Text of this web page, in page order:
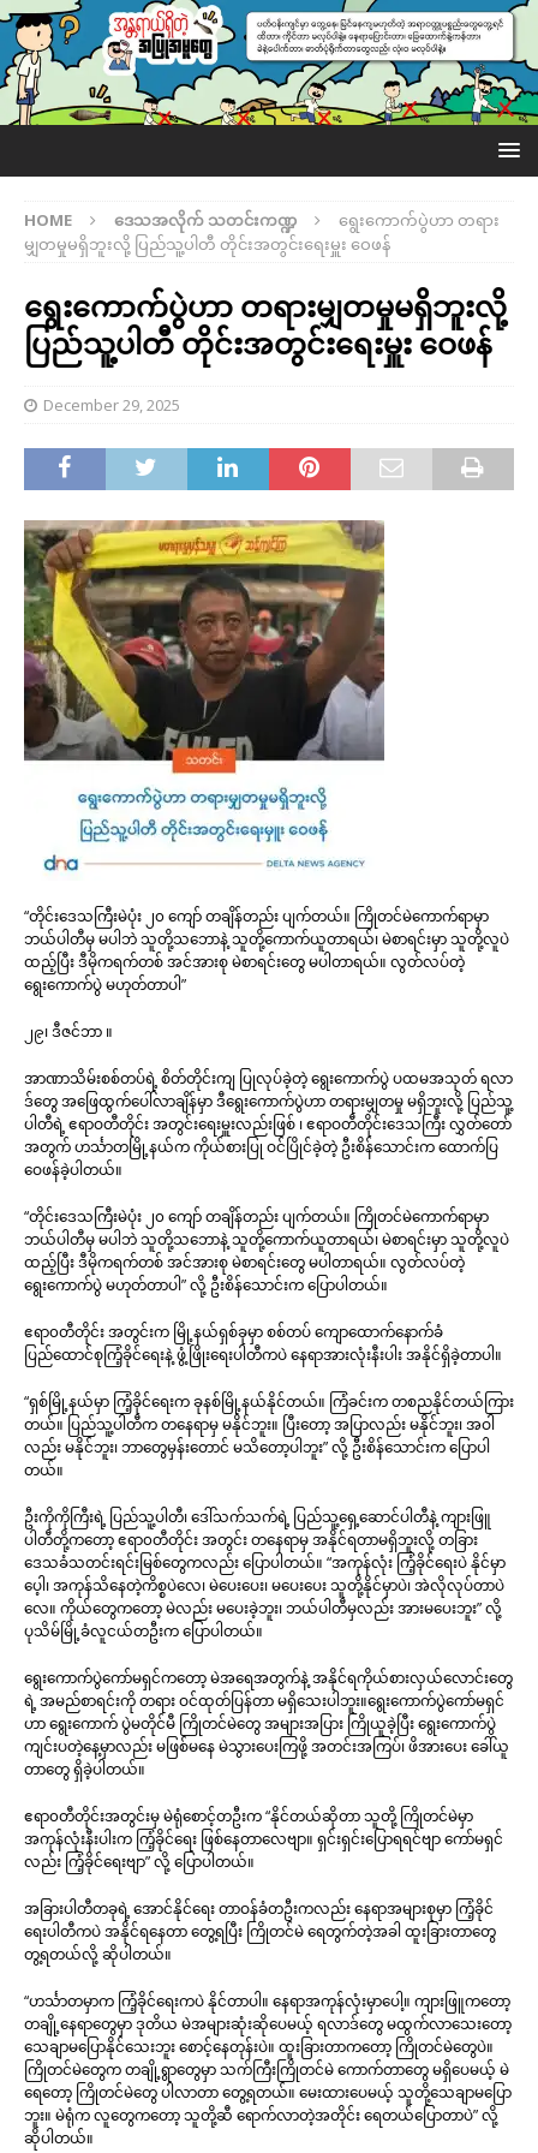
HOME ဒေသအလိုက် သတင်းကဏ္ဍ
ရွေးကောက်ပွဲဟာ တရား
မျှတမှုမရှိဘူးလို့ ပြည်သူ့ပါတီ တိုင်းအတွင်းရေးမှူး ဝေဖန်
ရွေးကောက်ပွဲဟာ တရားမျှတမှုမရှိဘူးလို့
ပြည်သူ့ပါတီ တိုင်းအတွင်းရေးမှူး ဝေဖန်
December 29, 2025
“တိုင်းဒေသကြီးမဲပုံး ၂၀ ကျော် တချိန်တည်း ပျက်တယ်။ ကြိုတင်မဲကောက်ရာမှာ
ဘယ်ပါတီမှ မပါဘဲ သူတို့သဘောနဲ့ သူတို့ကောက်ယူတာရယ်၊ မဲစာရင်းမှာ သူတို့လူပဲ
ထည့်ပြီး ဒီမိုကရက်တစ် အင်အားစု မဲစာရင်းတွေ မပါတာရယ်။ လွတ်လပ်တဲ့
ရွေးကောက်ပွဲ မဟုတ်တာပါ”
၂၉၊ ဒီဇင်ဘာ ။
အာဏာသိမ်းစစ်တပ်ရဲ့ စိတ်တိုင်းကျ ပြုလုပ်ခဲ့တဲ့ ရွေးကောက်ပွဲ ပထမအသုတ် ရလာ
ဒ်တွေ အဖြေထွက်ပေါ်လာချိန်မှာ ဒီရွေးကောက်ပွဲဟာ တရားမျှတမှု မရှိဘူးလို့ ပြည်သူ့
ပါတီရဲ့ ဧရာဝတီတိုင်း အတွင်းရေးမှူးလည်းဖြစ် ၊ ဧရာဝတီတိုင်းဒေသကြီး လွှတ်တော်
အတွက် ဟင်္သာတမြို့နယ်က ကိုယ်စားပြု ဝင်ပြိုင်ခဲ့တဲ့ ဦးစိန်သောင်းက ထောက်ပြ
ဝေဖန်ခဲ့ပါတယ်။
“တိုင်းဒေသကြီးမဲပုံး ၂၀ ကျော် တချိန်တည်း ပျက်တယ်။ ကြိုတင်မဲကောက်ရာမှာ
ဘယ်ပါတီမှ မပါဘဲ သူတို့သဘောနဲ့ သူတို့ကောက်ယူတာရယ်၊ မဲစာရင်းမှာ သူတို့လူပဲ
ထည့်ပြီး ဒီမိုကရက်တစ် အင်အားစု မဲစာရင်းတွေ မပါတာရယ်။ လွတ်လပ်တဲ့
ရွေးကောက်ပွဲ မဟုတ်တာပါ” လို့ ဦးစိန်သောင်းက ပြောပါတယ်။
ဧရာ၀တီတိုင်း အတွင်းက မြို့နယ်ရှစ်ခုမှာ စစ်တပ် ကျောထောက်နောက်ခံ
ပြည်ထောင်စုကြံ့ခိုင်ရေးနဲ့ ဖွံ့ဖြိုးရေးပါတီကပဲ နေရာအားလုံးနီးပါး အနိုင်ရှိခဲ့တာပါ။
“ရှစ်မြို့နယ်မှာ ကြံ့ခိုင်ရေးက ခုနစ်မြို့နယ်နိုင်တယ်။ ကြံခင်းက တစညနိုင်တယ်ကြား
တယ်။ ပြည်သူ့ပါတီက တနေရာမှ မနိုင်ဘူး။ ပြီးတော့ အပြာလည်း မနိုင်ဘူး၊ အဝါ
လည်း မနိုင်ဘူး၊ ဘာတွေမှန်းတောင် မသိတော့ပါဘူး” လို့ ဦးစိန်သောင်းက ပြောပါ
တယ်။
ဦးကိုကိုကြီးရဲ့ ပြည်သူ့ပါတီ၊ ဒေါ်သက်သက်ရဲ့ ပြည်သူ့ရှေ့ဆောင်ပါတီနဲ့ ကျားဖြူ
ပါတီတို့ကတော့ ဧရာ၀တီတိုင်း အတွင်း တနေရာမှ အနိုင်ရတာမရှိဘူးလို့ တခြား
ဒေသခံသတင်းရင်းမြစ်တွေကလည်း ပြောပါတယ်။ “အကုန်လုံး ကြံ့ခိုင်ရေးပဲ နိုင်မှာ
ပေ့ါ၊ အကုန်သိနေတဲ့ကိစ္စပဲလေ၊ မဲပေးပေး၊ မပေးပေး သူတို့နိုင်မှာပဲ၊ အဲလိုလုပ်တာပဲ
လေ။ ကိုယ်တွေကတော့ မဲလည်း မပေးခဲ့ဘူး၊ ဘယ်ပါတီမှလည်း အားမပေးဘူး” လို့
ပုသိမ်မြို့ခံလူငယ်တဦးက ပြောပါတယ်။
ရွေးကောက်ပွဲကော်မရှင်ကတော့ မဲအရေအတွက်နဲ့ အနိုင်ရကိုယ်စားလှယ်လောင်းတွေ
ရဲ့ အမည်စာရင်းကို တရား ဝင်ထုတ်ပြန်တာ မရှိသေးပါဘူး။ရွေးကောက်ပွဲကော်မရှင်
ဟာ ရွေးကောက် ပွဲမတိုင်မီ ကြိုတင်မဲတွေ အများအပြား ကြိုယူခဲ့ပြီး ရွေးကောက်ပွဲ
ကျင်းပတဲ့နေ့မှာလည်း မဖြစ်မနေ မဲသွားပေးကြဖို့ အတင်းအကြပ်၊ ဖိအားပေး ခေါ်ယူ
တာတွေ ရှိခဲ့ပါတယ်။
ဧရာ၀တီတိုင်းအတွင်းမှ မဲရုံစောင့်တဦးက “နိုင်တယ်ဆိုတာ သူတို့ ကြိုတင်မဲမှာ
အကုန်လုံးနီးပါးက ကြံ့ခိုင်ရေး ဖြစ်နေတာလေဗျာ။ ရှင်းရှင်းပြောရရင်ဗျာ ကော်မရှင်
လည်း ကြံ့ခိုင်ရေးဗျာ” လို့ ပြောပါတယ်။
အခြားပါတီတခုရဲ့ အောင်နိုင်ရေး တာဝန်ခံတဦးကလည်း နေရာအများစုမှာ ကြံ့ခိုင်
ရေးပါတီကပဲ အနိုင်ရနေတာ တွေ့ရပြီး ကြိုတင်မဲ ရေတွက်တဲ့အခါ ထူးခြားတာတွေ
တွ့ရတယ်လို့ ဆိုပါတယ်။
“ဟင်္သာတမှာက ကြံ့ခိုင်ရေးကပဲ နိုင်တာပါ။ နေရာအကုန်လုံးမှာပေါ့။ ကျားဖြူကတော့
တချို့နေရာတွေမှာ ဒုတိယ မဲအများဆုံးဆိုပေမယ့် ရလာဒ်တွေ မထွက်လာသေးတော့
သေချာမပြောနိုင်သေးဘူး စောင့်နေတုန်းပဲ။ ထူးခြားတာကတော့ ကြိုတင်မဲတွေပဲ။
ကြိုတင်မဲတွေက တချို့ရွာတွေမှာ သက်ကြီးကြိုတင်မဲ ကောက်တာတွေ မရှိပေမယ့် မဲ
ရေတော့ ကြိုတင်မဲတွေ ပါလာတာ တွေ့ရတယ်။ မေးထားပေမယ့် သူတို့သေချာမပြော
ဘူး။ မဲရုံက လူတွေကတော့ သူတို့ဆီ ရောက်လာတဲ့အတိုင်း ရေတယ်ပြောတာပဲ” လို့
ဆိုပါတယ်။